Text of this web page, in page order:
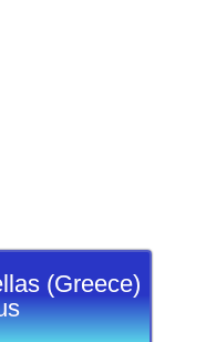
(Greece)